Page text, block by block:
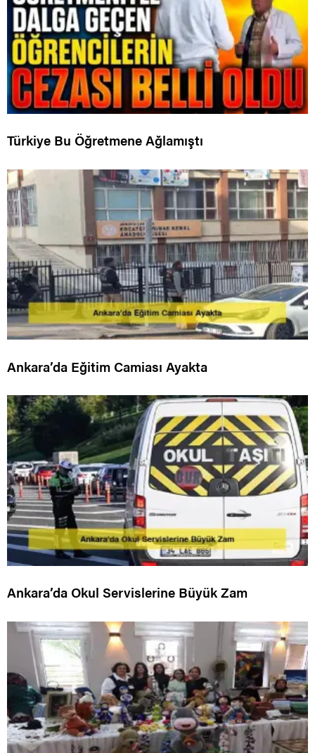
Türkiye Bu Öğretmene Ağlamıştı
Ankara’da Eğitim Camiası Ayakta
Ankara’da Okul Servislerine Büyük Zam